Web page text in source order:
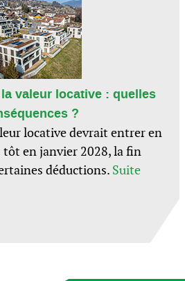
valeur locative : quelles
?
locative devrait entrer en
tôt en janvier 2028, la fin
déductions. Suite